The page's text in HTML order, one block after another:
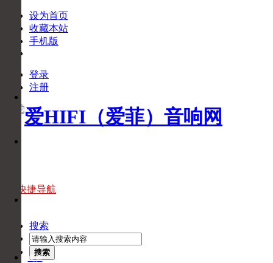
下
APP
官
条
免费
设为首页
收藏本站
手机版
登录
注册
快捷导航
搜索
搜索